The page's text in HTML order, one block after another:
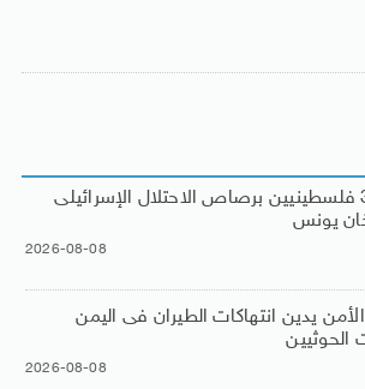
إصابة 3 فلسطينيين برصاص الاحتلال الإسرائيلى
يونس
2026-08-08
يدين انتهاكات الطيران فى اليمن
2026-08-08